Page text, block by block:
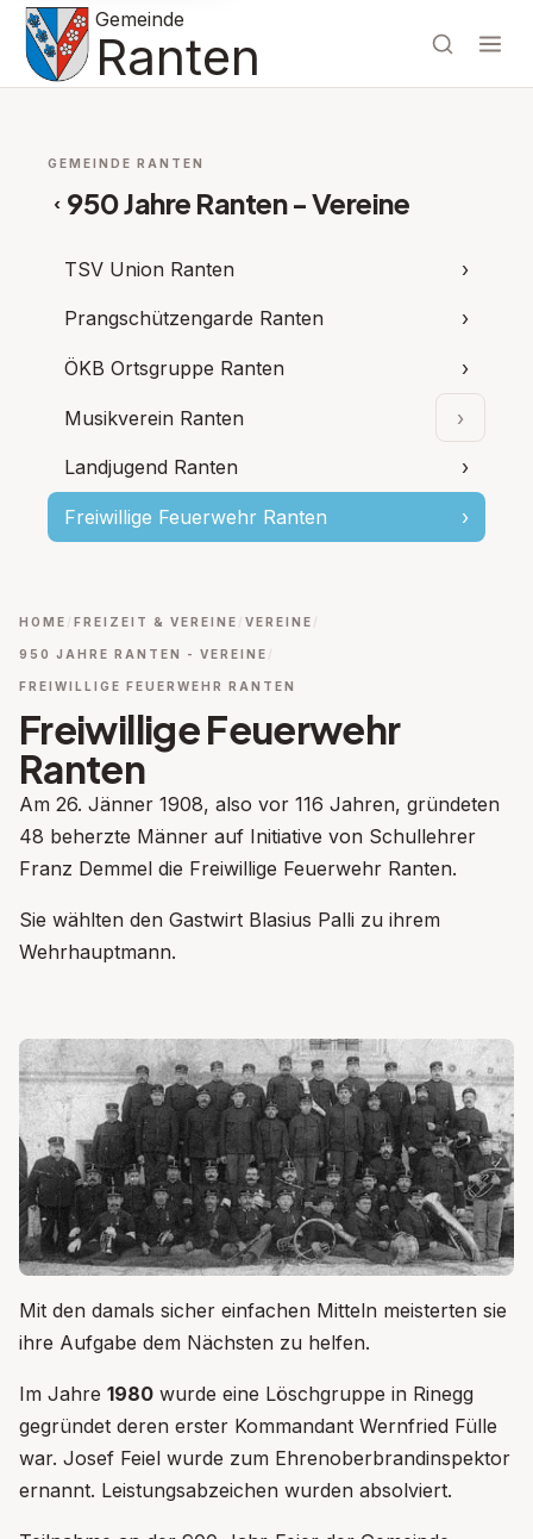
Gemeinde
Ranten
GEMEINDE RANTEN
‹ 950 Jahre Ranten - Vereine
TSV Union Ranten ›
Prangschützengarde Ranten ›
ÖKB Ortsgruppe Ranten ›
Musikverein Ranten ›
Landjugend Ranten
›
Freiwillige Feuerwehr Ranten ›
HOME FREIZEIT & VEREINE VEREINE
950 JAHRE RANTEN - VEREINE
FREIWILLIGE FEUERWEHR RANTEN
Freiwillige Feuerwehr
Ranten
Am 26. Jänner 1908, also vor 116 Jahren, gründeten
48 beherzte Männer auf Initiative von Schullehrer
Franz Demmel die Freiwillige Feuerwehr Ranten.
Sie wählten den Gastwirt Blasius Palli zu ihrem
Wehrhauptmann.
Mit den damals sicher einfachen Mitteln meisterten sie
ihre Aufgabe dem Nächsten zu helfen.
Im Jahre 1980 wurde eine Löschgruppe in Rinegg
gegründet deren erster Kommandant Wernfried Fülle
war. Josef Feiel wurde zum Ehrenoberbrandinspektor
ernannt. Leistungsabzeichen wurden absolviert.